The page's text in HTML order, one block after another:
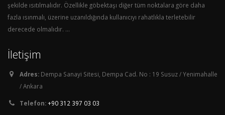
şekilde ısıtılmalıdır. Özellikle göbektaşı diğer tüm noktalara göre daha
fazla ısınmalı, üzerine uzanıldığında kullanıcıyı rahatlıkla terletebilir
derecede olmalıdır. ...
İletişim
Adres: Dempa Sanayi Sitesi, Dempa Cad. No : 19 Susuz / Yenimahalle
/ Ankara
Telefon:+90 312 397 03 03